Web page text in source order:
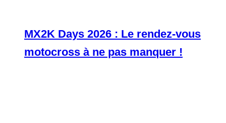
MX2K Days 2026 : Le rendez-vous
motocross à ne pas manquer !